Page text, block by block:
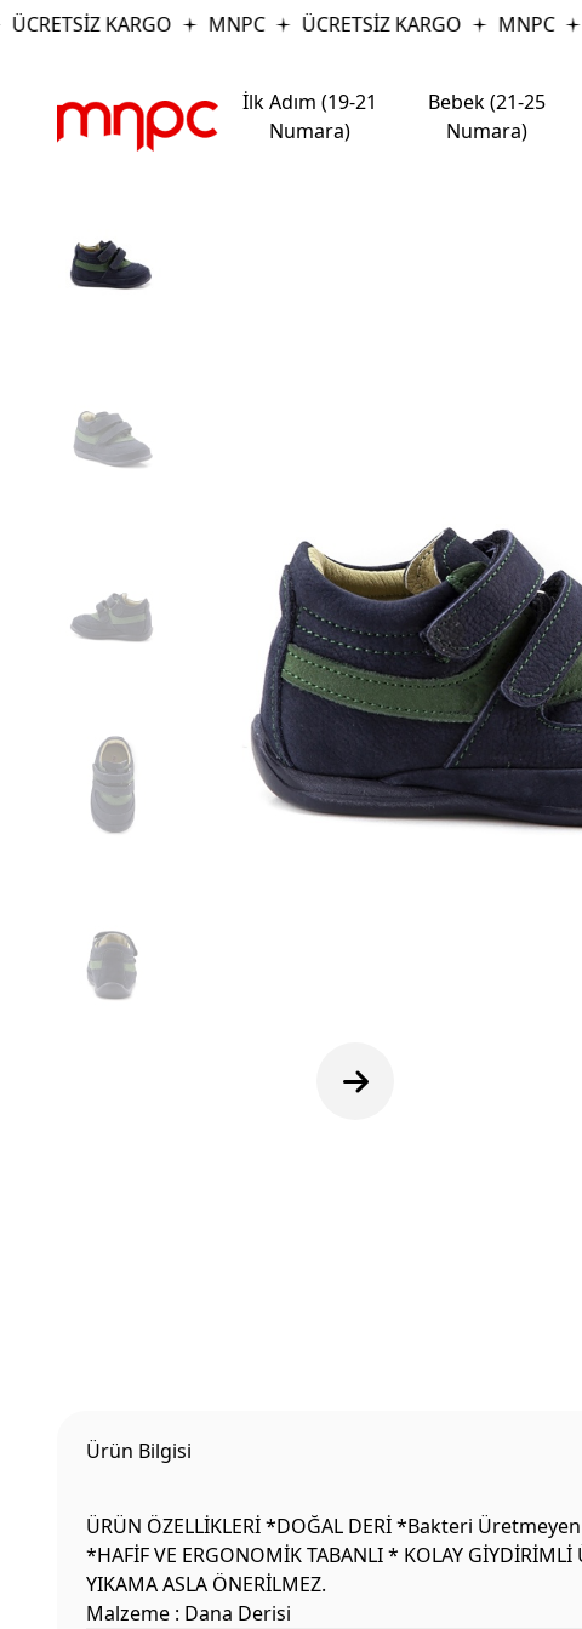
KARGO MNPC ÜCRETSİZ KARGO MNPC
İlk Adım (19-21
Numara)
Bebek (21-25
Numara)
Ürün Bilgisi
ÜRÜN ÖZELLİKLERİ *DOĞAL DERİ *Bakteri Üretmeyen
*HAFİF VE ERGONOMİK TABANLI * KOLAY
YIKAMA ASLA ÖNERİLMEZ.
Malzeme : Dana Derisi